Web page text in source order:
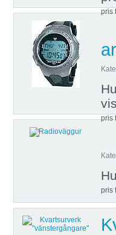
pris
pris
pris